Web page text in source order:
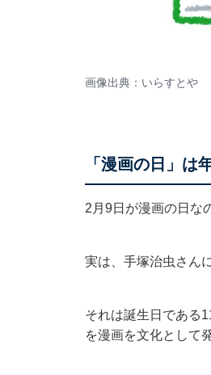
画像出典：いらすとや
「漫画の日」は
2月9日が漫画の日な
実は、手塚治虫さん
それは誕生日である
を漫画を文化として